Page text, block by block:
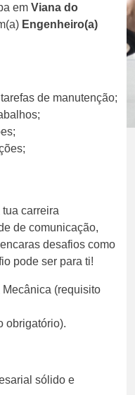
em Viana do
Engenheiro(a)
de manutenção;
carreira
de comunicação,
desafios como
pode ser para ti!
(requisito
obrigatório).
sólido e